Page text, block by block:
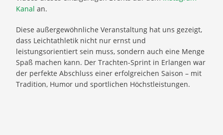
Kanal an.
Diese außergewöhnliche Veranstaltung hat uns gezeigt,
dass Leichtathletik nicht nur ernst und
leistungsorientiert sein muss, sondern auch eine Menge
Spaß machen kann. Der Trachten-Sprint in Erlangen war
der perfekte Abschluss einer erfolgreichen Saison – mit
Tradition, Humor und sportlichen Höchstleistungen.